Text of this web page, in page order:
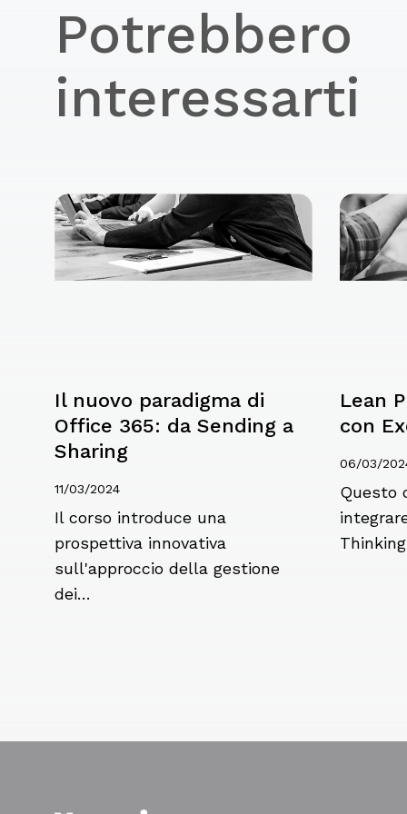
Potrebbero
interessarti
Il nuovo paradigma di
Office 365: da Sending a
Sharing
11/03/2024
Il corso introduce una
prospettiva innovativa
sull'approccio della gestione
dei…
Lean
con
06/03/
Questo